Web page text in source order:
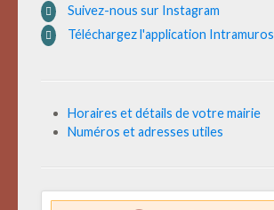
Suivez-nous sur Instagram
Téléchargez l'application Intramuros
Horaires et détails de votre mairie
Numéros et adresses utiles